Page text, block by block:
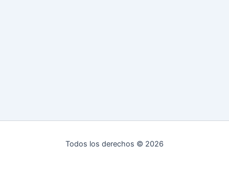
Todos los derechos © 2026